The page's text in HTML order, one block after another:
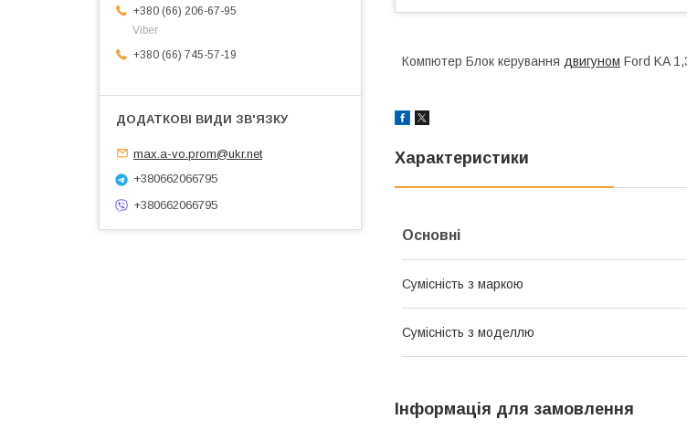
Компютер Блок керування двигуном Ford KA
Характеристики
Основні
Сумісність з маркою
Сумісність з моделлю
Інформація для замовлення
+380 (66) 206-67-95
Viber
+380 (66) 745-57-19
max.a-vo.prom@ukr.net
+380662066795
+380662066795